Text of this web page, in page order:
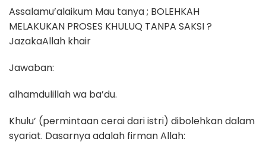
Assalamu’alaikum Mau tanya ; BOLEHKAH
MELAKUKAN PROSES KHULUQ TANPA SAKSI ?
JazakaAllah khair
Jawaban:
alhamdulillah wa ba’du.
Khulu’ (permintaan cerai dari istri) dibolehkan dalam
syariat. Dasarnya adalah firman Allah: